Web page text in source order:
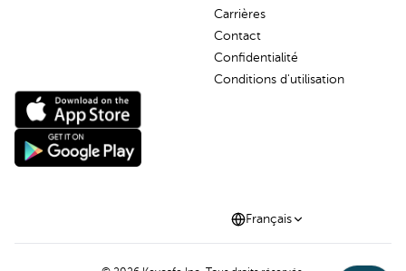
Carrières
Contact
Confidentialité
Conditions d'utilisation
Français